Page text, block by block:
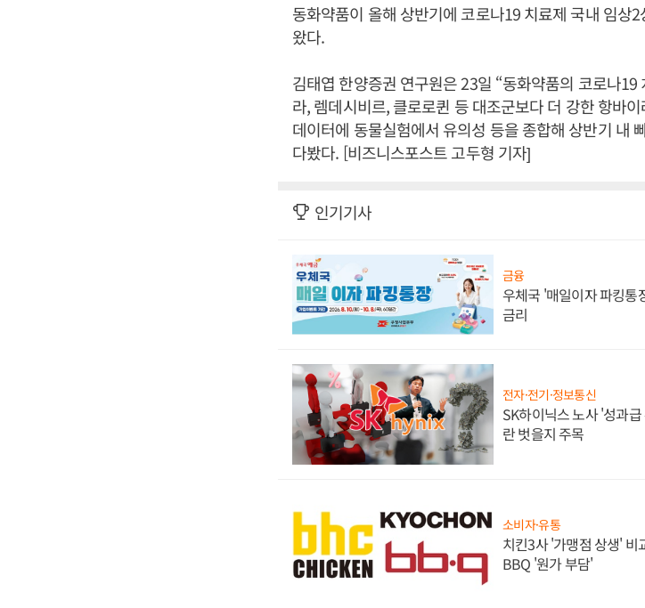
동화약품이 올해 상반기에 코로나19 치료제 국내 임상
왔다.
김태엽 한양증권 연구원은 23일 “동화약품의 코로나19
라, 렘데시비르, 클로로퀸 등 대조군보다 더 강한 항바
데이터에 동물실험에서 유의성 등을 종합해 상반기 내
다봤다. [비즈니스포스트 고두형 기자]
인기기사
금융
우체국 '매일이자 파킹통
금리
전자·전기·정보통신
SK하이닉스 노사 '성과
란 벗을지 주목
소비자·유통
치킨3사 '가맹점 상생' 비
BBQ '원가 부담'